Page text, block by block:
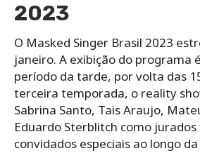
2023
O Masked Singer Brasil 2023
janeiro. A exibição do programa
período da tarde, por volta das
terceira temporada, o reality
Sabrina Santo, Tais Araujo,
Eduardo Sterblitch como
convidados especiais ao longo